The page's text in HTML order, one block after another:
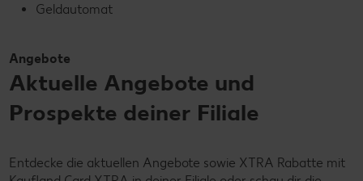
Geldautomat
Angebote
Aktuelle Angebote und
Prospekte deiner Filiale
Entdecke die aktuellen Angebote sowie XTRA Rabatte mit